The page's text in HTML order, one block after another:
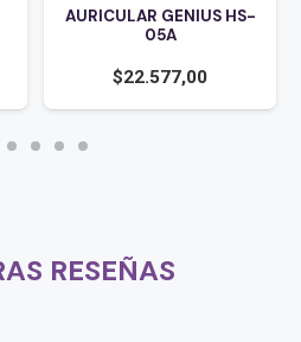
AURICULAR GENIUS HS-
05A
$22.577,00
RESEÑAS